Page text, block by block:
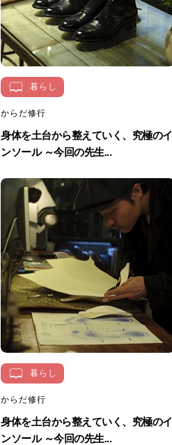
暮らし
からだ修行
身体を土台から整えていく、究極のイ
ンソール ～今回の先生...
暮らし
からだ修行
身体を土台から整えていく、究極のイ
ンソール ～今回の先生...